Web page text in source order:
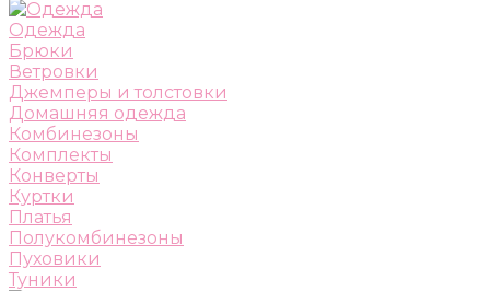
Одежда
Брюки
Ветровки
Джемперы и толстовки
Домашняя одежда
Комбинезоны
Комплекты
Конверты
Куртки
Платья
Полукомбинезоны
Пуховики
Туники